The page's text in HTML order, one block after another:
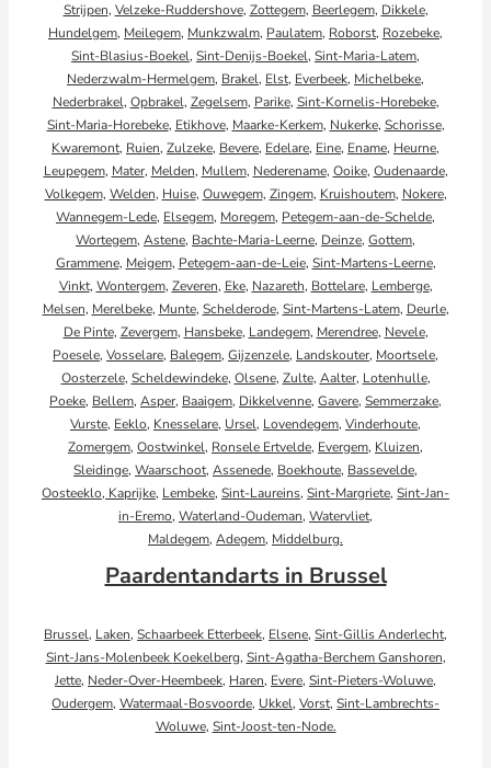
Strijpen, Velzeke-Ruddershove, Zottegem, Beerlegem, Dikkele,
Hundelgem, Meilegem, Munkzwalm, Paulatem, Roborst, Rozebeke,
Sint-Blasius-Boekel, Sint-Denijs-Boekel, Sint-Maria-Latem,
Nederzwalm-Hermelgem, Brakel, Elst, Everbeek, Michelbeke,
Nederbrakel, Opbrakel, Zegelsem, Parike, Sint-Kornelis-Horebeke,
Sint-Maria-Horebeke, Etikhove, Maarke-Kerkem, Nukerke, Schorisse,
Kwaremont, Ruien, Zulzeke, Bevere, Edelare, Eine, Ename, Heurne,
Leupegem, Mater, Melden, Mullem, Nederename, Ooike, Oudenaarde,
Volkegem, Welden, Huise, Ouwegem, Zingem, Kruishoutem, Nokere,
Wannegem-Lede, Elsegem, Moregem, Petegem-aan-de-Schelde,
Wortegem, Astene, Bachte-Maria-Leerne, Deinze, Gottem,
Grammene, Meigem, Petegem-aan-de-Leie, Sint-Martens-Leerne,
Vinkt, Wontergem, Zeveren, Eke, Nazareth, Bottelare, Lemberge,
Melsen, Merelbeke, Munte, Schelderode, Sint-Martens-Latem, Deurle,
De Pinte, Zevergem, Hansbeke, Landegem, Merendree, Nevele,
Poesele, Vosselare, Balegem, Gijzenzele, Landskouter, Moortsele,
Oosterzele, Scheldewindeke, Olsene, Zulte, Aalter, Lotenhulle,
Poeke, Bellem, Asper, Baaigem, Dikkelvenne, Gavere, Semmerzake,
Vurste, Eeklo, Knesselare, Ursel, Lovendegem, Vinderhoute,
Zomergem, Oostwinkel, Ronsele Ertvelde, Evergem, Kluizen,
Sleidinge, Waarschoot, Assenede, Boekhoute, Bassevelde,
Oosteeklo, Kaprijke, Lembeke, Sint-Laureins, Sint-Margriete, Sint-Jan-
in-Eremo, Waterland-Oudeman, Watervliet,
Maldegem, Adegem, Middelburg.
Paardentandarts in Brussel
Brussel, Laken, Schaarbeek Etterbeek, Elsene, Sint-GillisAnderlecht,
Sint-Jans-Molenbeek Koekelberg, Sint-Agatha-BerchemGanshoren,
Jette, Neder-Over-Heembeek, Haren, Evere, Sint-Pieters-Woluwe,
Oudergem, Watermaal-Bosvoorde, Ukkel, Vorst, Sint-Lambrechts-
Woluwe, Sint-Joost-ten-Node.